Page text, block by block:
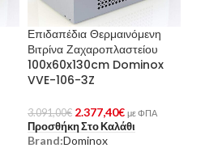
Επιδαπέδια Θερμαινόμενη
Βιτρίνα Ζαχαροπλαστείου
100x60x130cm Dominox
VVE-106-3Z
3.091,00€ 2.377,40€ με ΦΠΑ
Προσθήκη Στο Καλάθι
Brand:Dominox